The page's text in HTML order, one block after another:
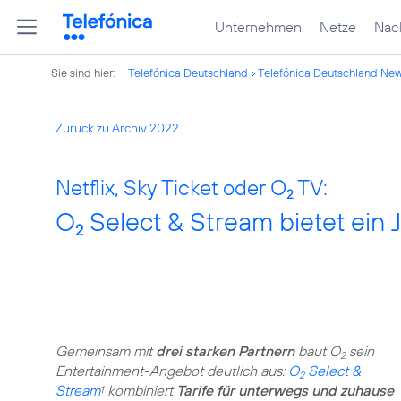
Unternehmen Netze
Sie sind hier: Telefónica Deutschland Telefónica Deutschland
Zurück zu Archiv 2022
Netflix, Sky Ticket oder O2 TV:
O2 Select & Stream bietet ein
Gemeinsam mitdrei starken Partnernbaut O2sein
Entertainment-Angebot deutlich aus: O2Select &
Stream1kombiniert Tarife für unterwegs und zuhause